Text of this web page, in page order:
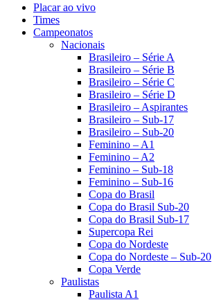
Placar ao vivo
Times
Campeonatos
Nacionais
Brasileiro – Série A
Brasileiro – Série B
Brasileiro – Série C
Brasileiro – Série D
Brasileiro – Aspirantes
Brasileiro – Sub-17
Brasileiro – Sub-20
Feminino – A1
Feminino – A2
Feminino – Sub-18
Feminino – Sub-16
Copa do Brasil
Copa do Brasil Sub-20
Copa do Brasil Sub-17
Supercopa Rei
Copa do Nordeste
Copa do Nordeste – Sub-20
Copa Verde
Paulistas
Paulista A1